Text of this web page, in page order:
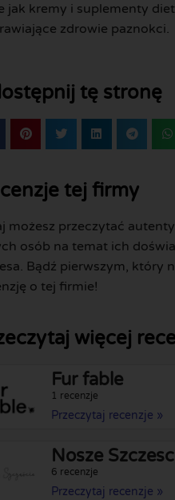
jak kremy i suplementy
zdrowie paznokci.
tę stronę
tej firmy
możesz przeczytać
osób na temat ich
Bądź pierwszym, który
o tej firmie!
więcej
Fur fable
1 recenzje
Przeczytaj recenzje »
Nosze
6 recenzje
Przeczytaj recenzje »